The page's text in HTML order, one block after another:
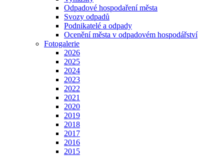
Odpadové hospodaření města
Svozy odpadů
Podnikatelé a odpady
Ocenění města v odpadovém hospodářství
Fotogalerie
2026
2025
2024
2023
2022
2021
2020
2019
2018
2017
2016
2015